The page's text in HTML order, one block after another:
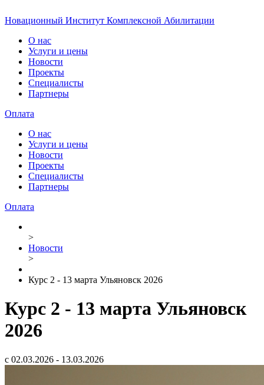
Новационный Институт Комплексной Абилитации
О нас
Услуги и цены
Новости
Проекты
Специалисты
Партнеры
Оплата
О нас
Услуги и цены
Новости
Проекты
Специалисты
Партнеры
Оплата
>
Новости
>
Курс 2 - 13 марта Ульяновск 2026
Курс 2 - 13 марта Ульяновск
2026
с 02.03.2026 - 13.03.2026